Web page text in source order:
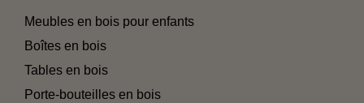
Meubles en bois pour enfants
Boîtes en bois
Tables en bois
Porte-bouteilles en bois